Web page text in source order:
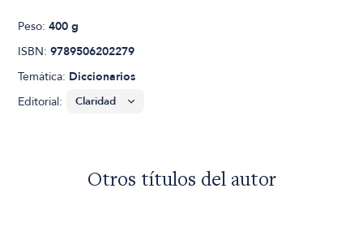
Peso:400 g
ISBN:9789506202279
Temática: Diccionarios
Editorial:
Otros títulos del autor